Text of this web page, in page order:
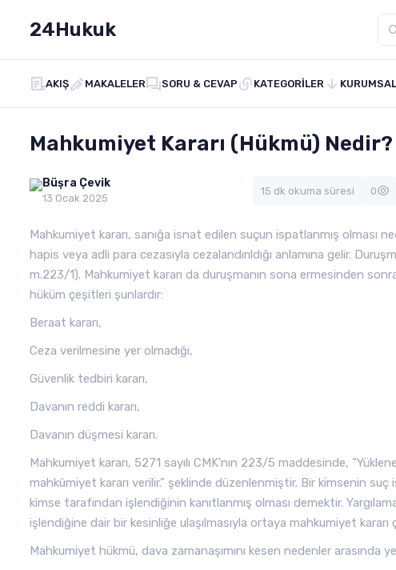
24Hukuk
AKIŞ MAKALELER SORU & CEVAP KATEGORILER KURUMSAL
Mahkumiyet Kararı (Hükmü) Nedir?
Büşra Çevik
13 Ocak 2025
15 dk okuma süresi 0
Mahkumiyet kararı, sanığa isnat edilen suçun ispatlanmış olması
hapis veya adli para cezasıyla cezalandırıldığı anlamına gelir.
m.223/1). Mahkumiyet kararı da duruşmanın sona ermesinden
hüküm çeşitleri şunlardır:
Beraat kararı,
Ceza verilmesine yer olmadığı,
Güvenlik tedbiri kararı,
Davanın reddi kararı,
Davanın düşmesi kararı.
Mahkumiyet kararı, 5271 sayılı CMK’nın 223/5 maddesinde,
mahkûmiyet kararı verilir.” şeklinde düzenlenmiştir. Bir kimsenin
kimse tarafından işlendiğinin kanıtlanmış olması demektir.
işlendiğine dair bir kesinliğe ulaşılmasıyla ortaya mahkumiyet kararı
Mahkumiyet hükmü, dava zamanaşımını kesen nedenler arasında